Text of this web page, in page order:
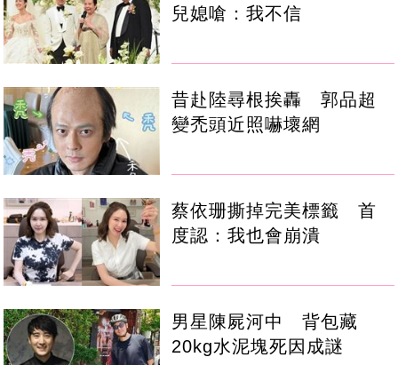
兒媳嗆：我不信
昔赴陸尋根挨轟 郭品超
變禿頭近照嚇壞網
蔡依珊撕掉完美標籤 首
度認：我也會崩潰
男星陳屍河中 背包藏
20kg水泥塊死因成謎